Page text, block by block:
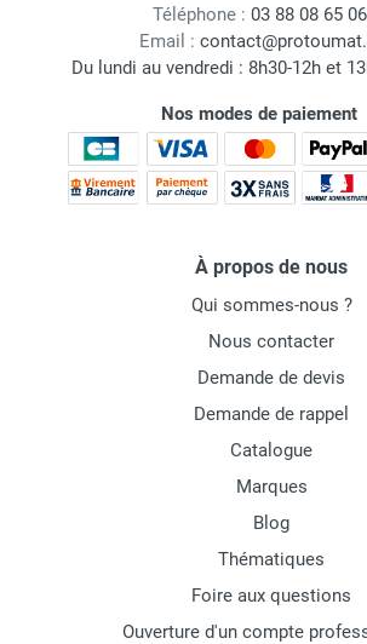
Téléphone : 03 88 08 65 06
Email :
Du lundi au vendredi : 8h30-12h et
Nos modes de paiement
À propos de nous
Qui sommes-nous ?
Nous contacter
Demande de devis
Demande de rappel
Catalogue
Marques
Blog
Thématiques
Foire aux questions
Ouverture d'un compte